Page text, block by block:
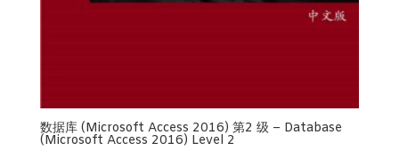
数据库 (Microsoft Access 2016) 第2 级 – Database
(Microsoft Access 2016) Level 2